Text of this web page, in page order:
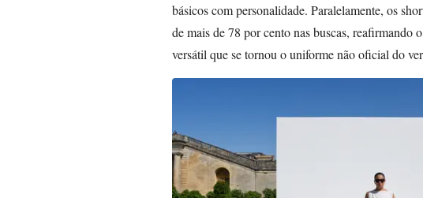
básicos com personalidade. Paralelamente, os
de mais de 78 por cento nas buscas, reafirmando
versátil que se tornou o uniforme não oficial do